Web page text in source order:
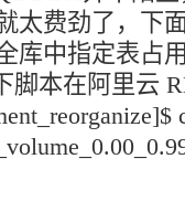
太费劲了，下
库中指定表占
本在阿里云